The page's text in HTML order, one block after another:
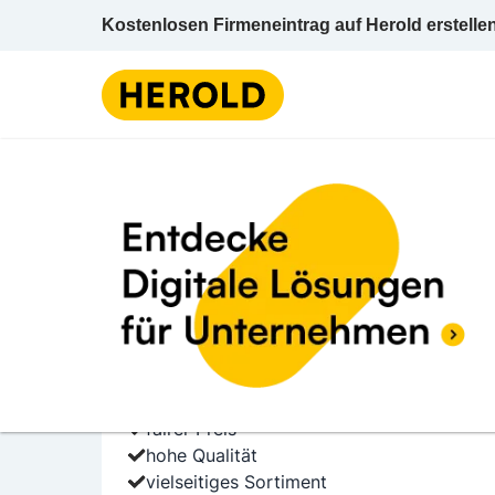
Kostenlosen Firmeneintrag auf Herold
Schuhe u -
4.1 (2)2 BEWERTUNGEN BEWERTUNG
Regina Schuh GmbH
Hauptplatz 24 4240 Freistadt Freistadt
Schuhe u -zubehör / Einzelhandel
fairer Preis
hohe Qualität
vielseitiges Sortiment